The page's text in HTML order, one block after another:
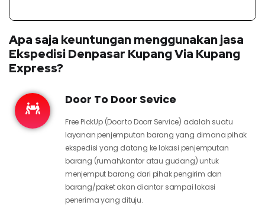
Apa saja keuntungan menggunakan jasa
Ekspedisi Denpasar Kupang Via Kupang
Express?
Door To Door Sevice
Free PickUp (Door to Doorr Service) adalah suatu
layanan penjemputan barang yang dimana pihak
ekspedisi yang datang ke lokasi penjemputan
barang (rumah,kantor atau gudang) untuk
menjemput barang dari pihak pengirim dan
barang/paket akan diantar sampai lokasi
penerima yang dituju.